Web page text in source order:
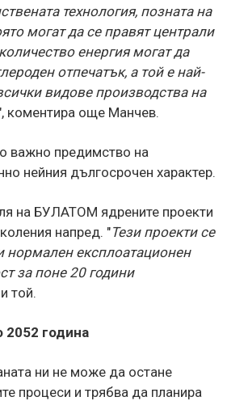
технология, позната на
могат да се правят централи
енергия могат да
отпечатък, а той е най-
видове производства на
коментира още Манчев.
важно предимство на
нейния дългосрочен характер.
на БУЛАТОМ ядрените проекти
напред. "Тези проекти се
нормален експлоатационен
за поне 20 години
той.
2052 година
ни не може да остане
процеси и трябва да планира